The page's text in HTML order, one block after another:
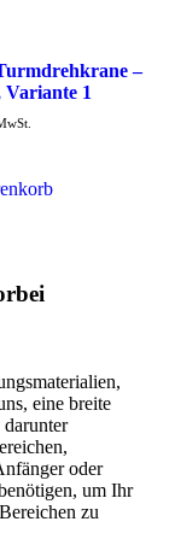
–
Variante 1
eine breite
oder
um Ihr
zu